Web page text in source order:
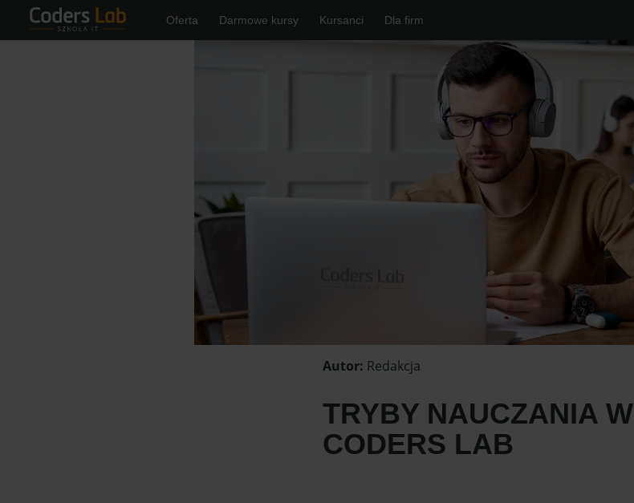
Oferta Darmowe kursy Kursanci Dla firm
Autor: Redakcja
TRYBY NAUCZANIA W
CODERS LAB